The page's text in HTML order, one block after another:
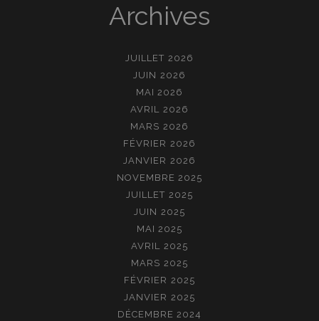
Archives
JUILLET 2026
JUIN 2026
MAI 2026
AVRIL 2026
MARS 2026
FÉVRIER 2026
JANVIER 2026
NOVEMBRE 2025
JUILLET 2025
JUIN 2025
MAI 2025
AVRIL 2025
MARS 2025
FÉVRIER 2025
JANVIER 2025
DÉCEMBRE 2024